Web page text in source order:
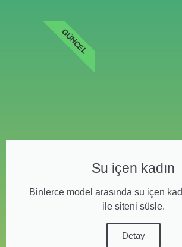
Su içen kadın
Binlerce model arasında su içen
ile siteni süsle.
Detay
GÜNCEL